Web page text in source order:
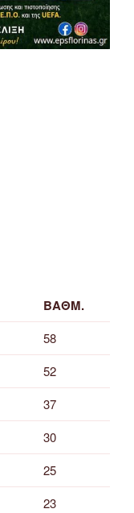
ΒΑΘΜ.
58
52
37
30
25
23